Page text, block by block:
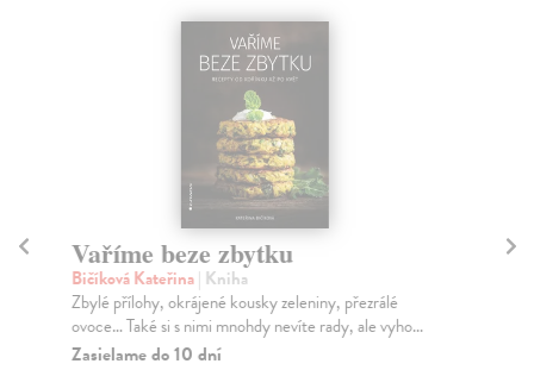
Vaříme beze zbytku
Bičíková Kateřina| Kniha
Zbylé přílohy, okrájené kousky zeleniny, přezrálé
ovoce… Také si s nimi mnohdy nevíte rady, ale vyho...
Zasielame do 10 dní